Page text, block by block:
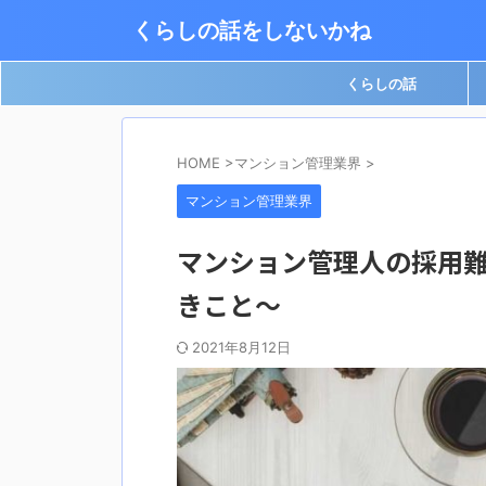
くらしの話をしないかね
くらしの話
HOME >マンション管理業界 >
マンション管理業界
マンション管理人の採用
きこと～
2021年8月12日